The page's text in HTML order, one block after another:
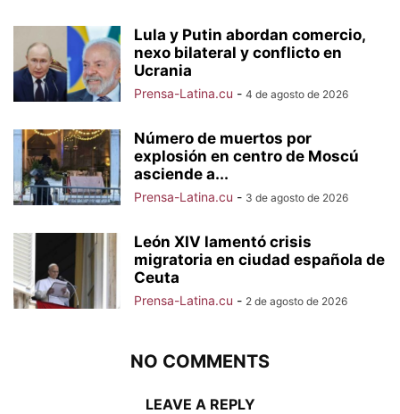
Lula y Putin abordan comercio,
nexo bilateral y conflicto en
Ucrania
Prensa-Latina.cu - 4 de agosto de 2026
Número de muertos por
explosión en centro de Moscú
asciende a...
Prensa-Latina.cu - 3 de agosto de 2026
León XIV lamentó crisis
migratoria en ciudad española de
Ceuta
Prensa-Latina.cu - 2 de agosto de 2026
NO COMMENTS
LEAVE A REPLY